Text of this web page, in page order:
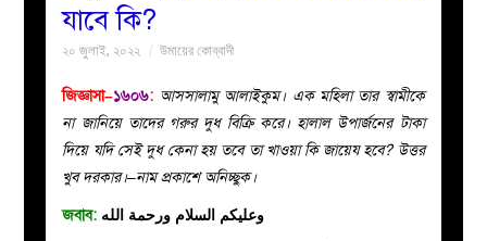
নারীদের
মজলিস
যাবে কি?
২০ জুলাই, ২০২২ উমায়ের কোব্বাদী
জিজ্ঞাসা–১৬০৬: আসসালামু আলাইকুম। এক মহিলা তার স্বামীকে
না জানিয়ে তাদের গরুর দুধ বিক্রি করে। হালাল উপার্জনের টাকা
দিয়ে যদি সেই দুধ কেনা হয় তবে তা খাওয়া কি জায়েয হবে? উত্তর
খুব দরকার।–নাম প্রকাশে অনিচ্ছুক।
জবাব: وعليكم السلام ورحمة الله